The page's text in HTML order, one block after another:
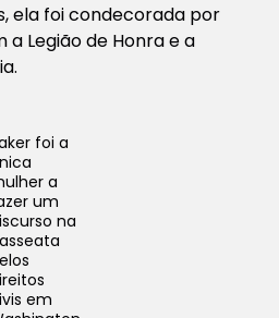
ela foi condecorada por
a Legião de Honra e a
foi a
a
um
na
em